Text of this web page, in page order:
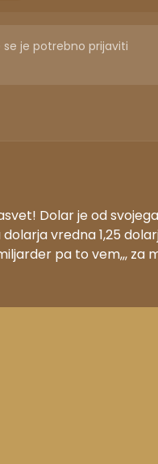
Dolar je od
vredna 1,25
pa to vem,,, za